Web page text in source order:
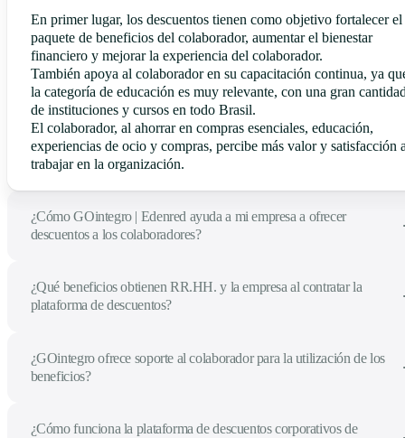
En primer lugar, los descuentos tienen como objetivo fortalecer el
paquete de beneficios del colaborador, aumentar el bienestar
financiero y mejorar la experiencia del colaborador.
También apoya al colaborador en su capacitación continua, ya
la categoría de educación es muy relevante, con una gran
de instituciones y cursos en todo Brasil.
El colaborador, al ahorrar en compras esenciales, educación,
experiencias de ocio y compras, percibe más valor y satisfacción
trabajar en la organización.
¿Cómo GOintegro | Edenred ayuda a mi empresa a ofrecer
descuentos a los colaboradores?
¿Qué beneficios obtienen RR.HH. y la empresa al contratar la
plataforma de descuentos?
¿GOintegro ofrece soporte al colaborador para la utilización de los
beneficios?
¿Cómo funciona la plataforma de descuentos corporativos de